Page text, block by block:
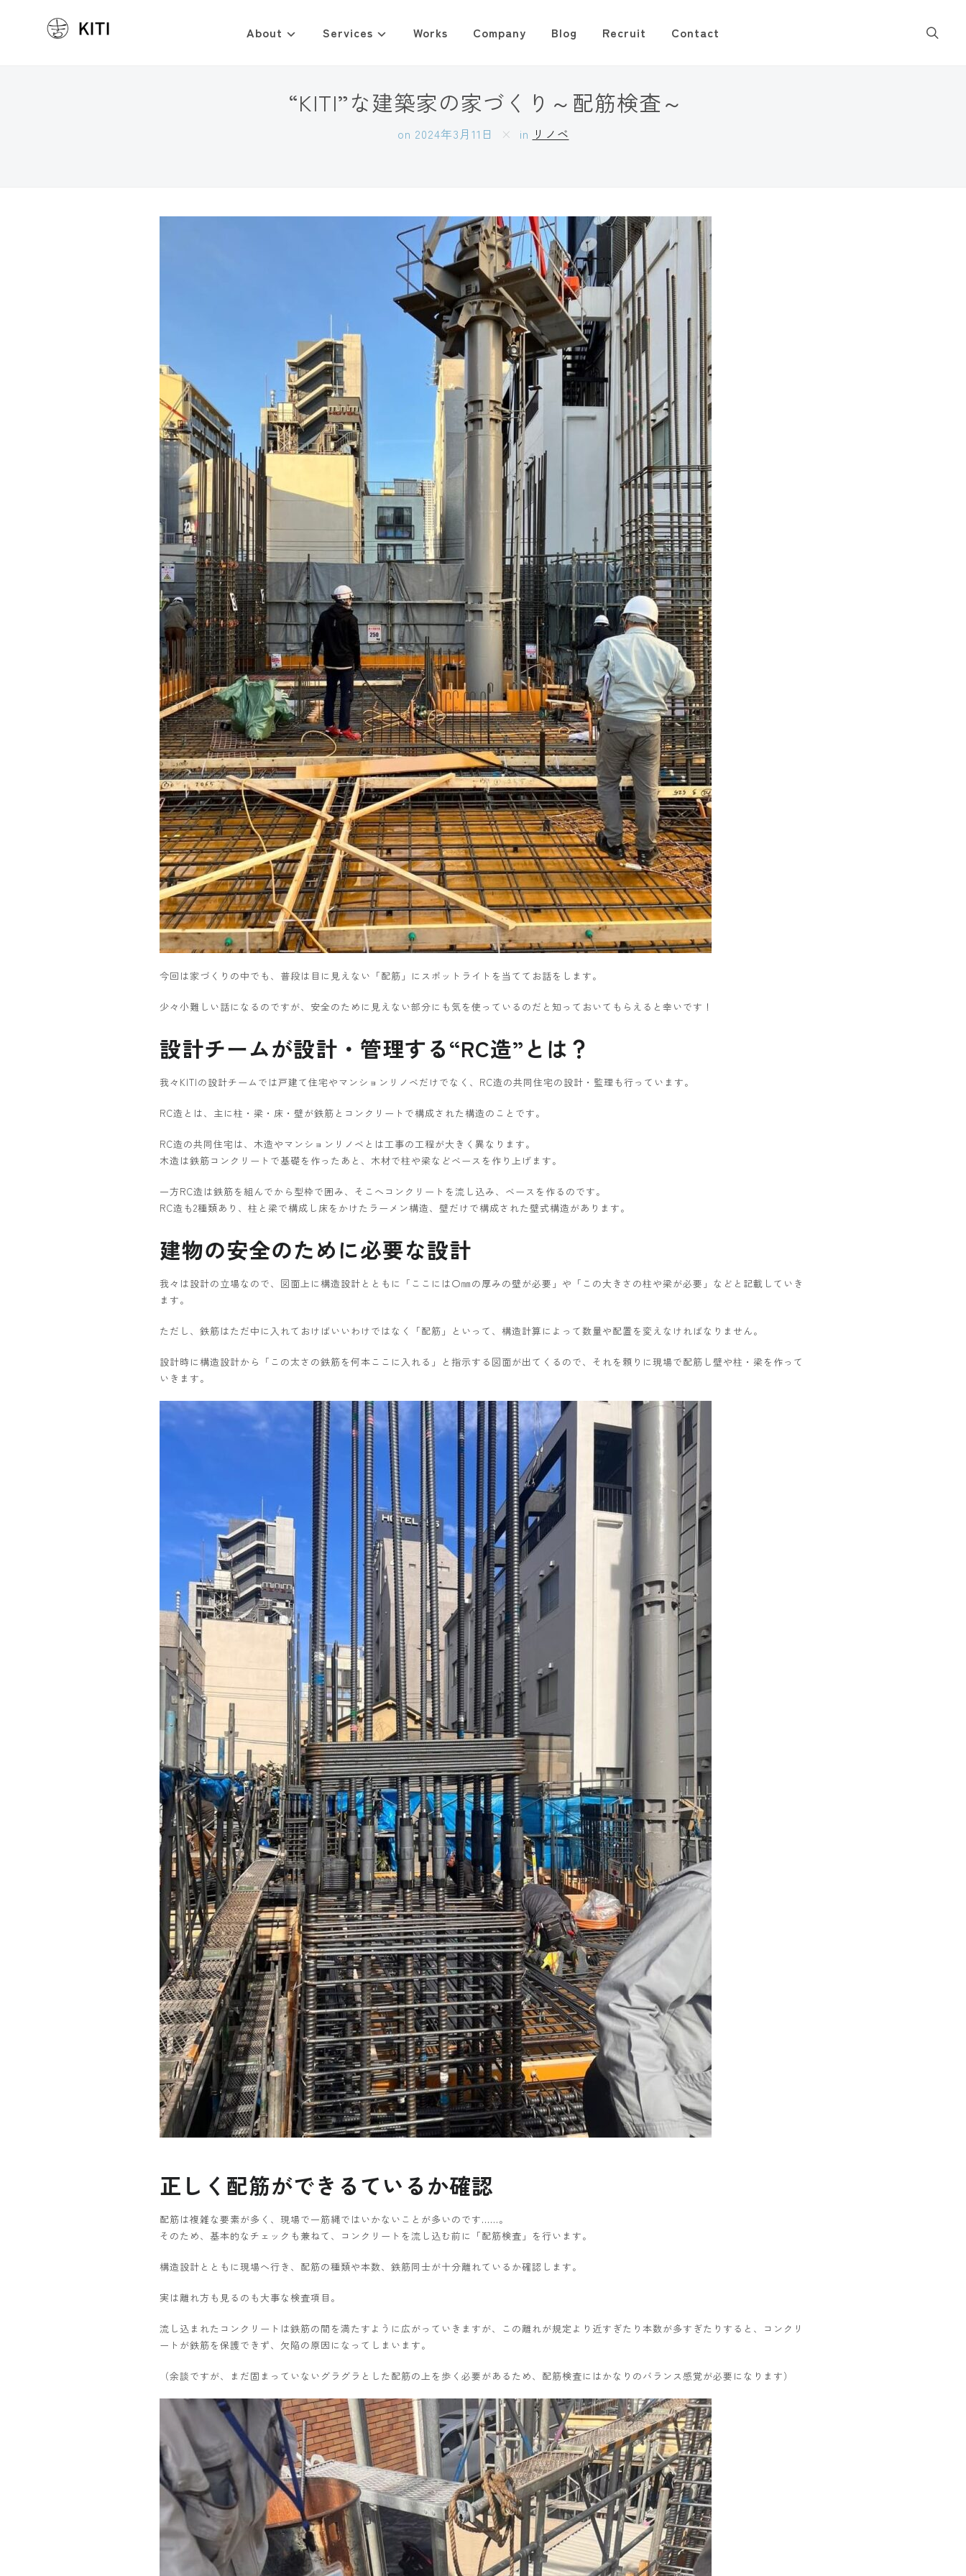
About Services Works Company Blog Recruit Contact
“KITI”な建築家の家づくり～配筋検査～
on 2024年3月11日 in リノベ
今回は家づくりの中でも、普段は目に見えない「配筋」にスポットライトを当ててお話をします。
少々小難しい話になるのですが、安全のために見えない部分にも気を使っているのだと知っておいてもらえると幸いです！
設計チームが設計・管理する“RC造”とは？
我々KITIの設計チームでは戸建て住宅やマンションリノベだけでなく、RC造の共同住宅の設計・監理も行っています。
RC造とは、主に柱・梁・床・壁が鉄筋とコンクリートで構成された構造のことです。
RC造の共同住宅は、木造やマンションリノベとは工事の工程が大きく異なります。
木造は鉄筋コンクリートで基礎を作ったあと、木材で柱や梁などベースを作り上げます。
一方RC造は鉄筋を組んでから型枠で囲み、そこへコンクリートを流し込み、ベースを作るのです。
RC造も2種類あり、柱と梁で構成し床をかけたラーメン構造、壁だけで構成された壁式構造があります。
建物の安全のために必要な設計
我々は設計の立場なので、図面上に構造設計とともに「ここには〇㎜の厚みの壁が必要」や「この大きさの柱や梁が必要」などと記載していき
ます。
ただし、鉄筋はただ中に入れておけばいいわけではなく「配筋」といって、構造計算によって数量や配置を変えなければなりません。
設計時に構造設計から「この太さの鉄筋を何本ここに入れる」と指示する図面が出てくるので、それを頼りに現場で配筋し壁や柱・梁を作って
いきます。
正しく配筋ができるているか確認
配筋は複雑な要素が多く、現場で一筋縄ではいかないことが多いのです……。
そのため、基本的なチェックも兼ねて、コンクリートを流し込む前に「配筋検査」を行います。
構造設計とともに現場へ行き、配筋の種類や本数、鉄筋同士が十分離れているか確認します。
実は離れ方も見るのも大事な検査項目。
流し込まれたコンクリートは鉄筋の間を満たすように広がっていきますが、この離れが規定より近すぎたり本数が多すぎたりすると、コンクリ
ートが鉄筋を保護できず、欠陥の原因になってしまいます。
（余談ですが、まだ固まっていないグラグラとした配筋の上を歩く必要があるため、配筋検査にはかなりのバランス感覚が必要になります）